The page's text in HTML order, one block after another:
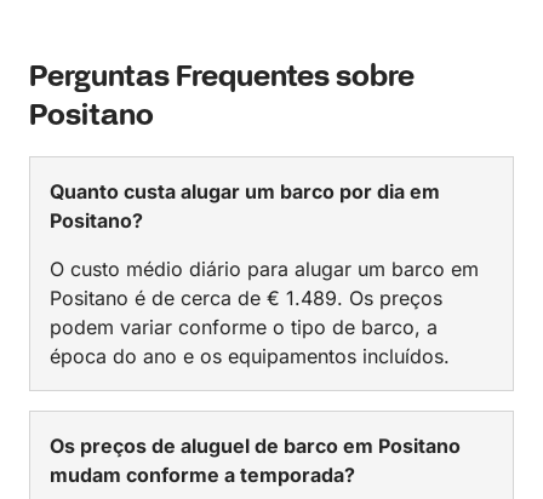
Perguntas Frequentes sobre
Positano
Quanto custa alugar um barco por dia em
Positano?
O custo médio diário para alugar um barco em
Positano é de cerca de € 1.489. Os preços
podem variar conforme o tipo de barco, a
época do ano e os equipamentos incluídos.
Os preços de aluguel de barco em Positano
mudam conforme a temporada?